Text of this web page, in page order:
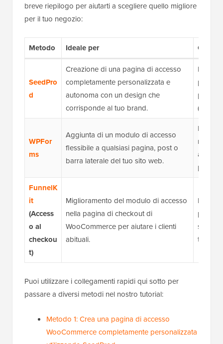
breve riepilogo per aiutarti a scegliere quello migliore
per il tuo negozio:
Metodo Ideale per
SeedPro
d
Creazione di una pagina di accesso
completamente personalizzata e
autonoma con un design che
corrisponde al tuo brand.
WPFor
ms
Aggiunta di un modulo di accesso
flessibile a qualsiasi pagina, post o
barra laterale del tuo sito web.
moduli
addon
FunnelK
it
(Access
o al
checkou
t)
Miglioramento del modulo di accesso
nella pagina di checkout di
WooCommerce per aiutare i clienti
abituali.
senza
test A/
Puoi utilizzare i collegamenti rapidi qui sotto per
passare a diversi metodi nel nostro tutorial:
Metodo 1: Crea una pagina di accesso
WooCommerce completamente personalizzata